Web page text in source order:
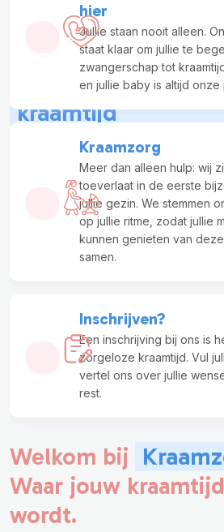
Zorgeloze
kraamtijd
speciaal voor jou en
je gezin
Welkom bij
Waar jouw
wordt.
hier
Jullie staan nooit alleen.
staat klaar om jullie te
zwangerschap tot
en jullie baby is altijd onze
Kraamzorg
Meer dan alleen hulp: wij
toeverlaat in de eerste
jullie gezin. We stemmen
op jullie ritme, zodat jullie
kunnen genieten van
samen.
Inschrijven?
Een inschrijving bij ons is
zorgeloze kraamtijd. Vul
vertel ons over jullie
rest.